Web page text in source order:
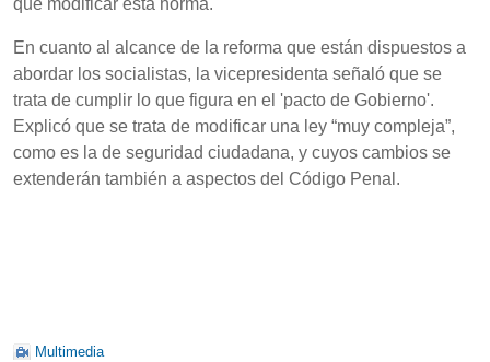
que modificar esta norma.
En cuanto al alcance de la reforma que están dispuestos a
abordar los socialistas, la vicepresidenta señaló que se
trata de cumplir lo que figura en el 'pacto de Gobierno'.
Explicó que se trata de modificar una ley “muy compleja”,
como es la de seguridad ciudadana, y cuyos cambios se
extenderán también a aspectos del Código Penal.
Multimedia